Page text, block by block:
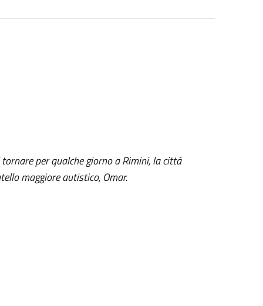
per qualche giorno a Rimini, la città
maggiore autistico, Omar.